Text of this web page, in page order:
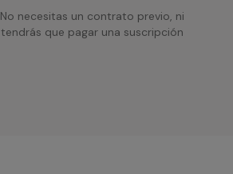
No necesitas un contrato previo, ni
tendrás que pagar una suscripción